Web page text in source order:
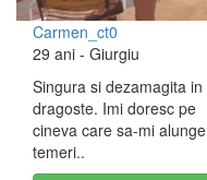
Carmen_ct0
29 ani - Giurgiu
Singura si dezamagita in
dragoste. Imi doresc pe
cineva care sa-mi alunge
temeri..